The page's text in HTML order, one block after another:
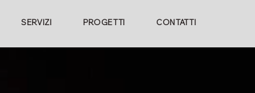
SERVIZI PROGETTI CONTATTI